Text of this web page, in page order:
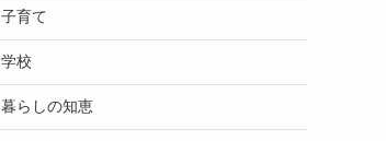
子育て
学校
暮らしの知恵